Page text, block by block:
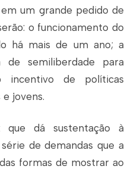
um grande pedido de
o funcionamento do
há mais de um ano; a
de semiliberdade para
incentivo de políticas
jovens.
que dá sustentação à
de demandas que a
formas de mostrar ao